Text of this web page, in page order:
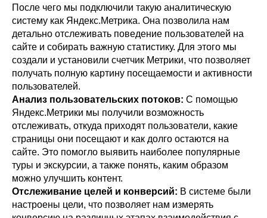
После чего мы подключили такую аналитическую
систему как Яндекс.Метрика. Она позволила нам
детально отслеживать поведение пользователей на
сайте и собирать важную статистику. Для этого мы
создали и установили счетчик Метрики, что позволяет
получать полную картину посещаемости и активности
пользователей.
Анализ пользовательских потоков: С помощью
Яндекс.Метрики мы получили возможность
отслеживать, откуда приходят пользователи, какие
страницы они посещают и как долго остаются на
сайте. Это помогло выявить наиболее популярные
туры и экскурсии, а также понять, каким образом
можно улучшить контент.
Отслеживание целей и конверсий: В системе были
настроены цели, что позволяет нам измерять